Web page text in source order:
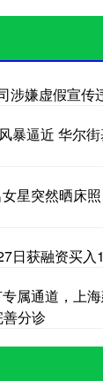
涉嫌虚假宣传
暴逼近 华尔
星突然晒床
日获融资买入
属通道，上
善分诊